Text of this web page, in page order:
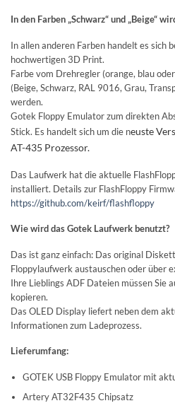
In den Farben „Schwarz“ und „Beige“
In allen anderen Farben handelt es sich
hochwertigen 3D Print.
Farbe vom Drehregler (orange, blau
(Beige, Schwarz, RAL 9016, Grau,
werden.
Gotek Floppy Emulator zum direkten
Stick. Es handelt sich um die neuste
AT-435 Prozessor.
Das Laufwerk hat die aktuelle
installiert. Details zur FlashFloppy
https://github.com/keirf/flashfloppy
Wie wird das Gotek Laufwerk benutzt?
Das ist ganz einfach: Das original
Floppylaufwerk austauschen oder über
Ihre Lieblings ADF Dateien müssen Sie
kopieren.
Das OLED Display liefert neben dem
Informationen zum Ladeprozess.
Lieferumfang:
GOTEK USB Floppy Emulator mit
Artery AT32F435 Chipsatz